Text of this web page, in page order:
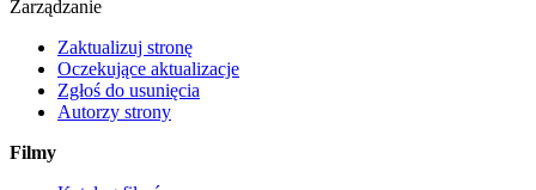
Zarządzanie
Zaktualizuj stronę
Oczekujące aktualizacje
Zgłoś do usunięcia
Autorzy strony
Filmy